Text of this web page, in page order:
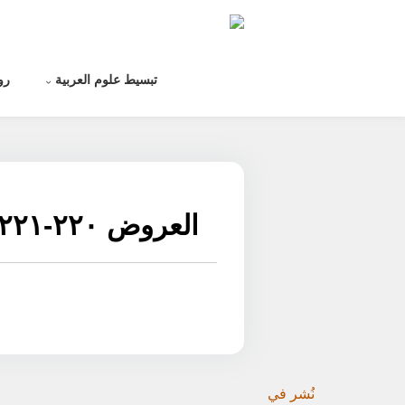
تبسيط علوم العربية
العروض ٢٢٠-٢٢١
نُشر في